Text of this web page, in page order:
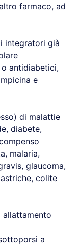
farmaco, ad
integratori già
antidiabetici,
e
di malattie
diabete,
malaria,
glaucoma,
colite
allattamento
a